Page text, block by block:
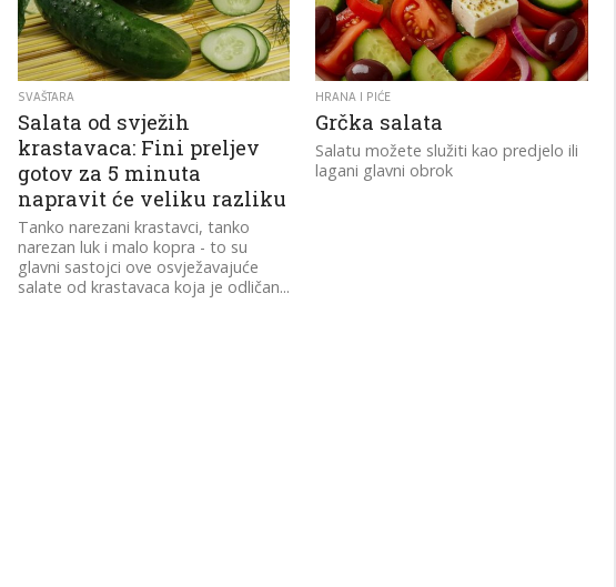
SVAŠTARA
Salata od svježih
krastavaca: Fini preljev
gotov za 5 minuta
napravit će veliku razliku
Tanko narezani krastavci, tanko
narezan luk i malo kopra - to su
glavni sastojci ove osvježavajuće
salate od krastavaca koja je odličan...
HRANA I PIĆE
Grčka salata
Salatu možete služiti kao predjelo ili
lagani glavni obrok